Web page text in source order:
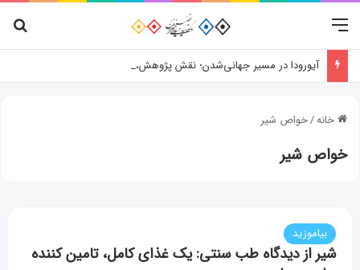
منو
آیورودا در مسیر جهانی‌شدن؛ نقش پژوهش، فناوری و شواهد علمی
خانه/خواص شیر
خواص شیر
بیاموزید
شیر از دیدگاه طب سنتی: یک غذای کامل، تامین کننده